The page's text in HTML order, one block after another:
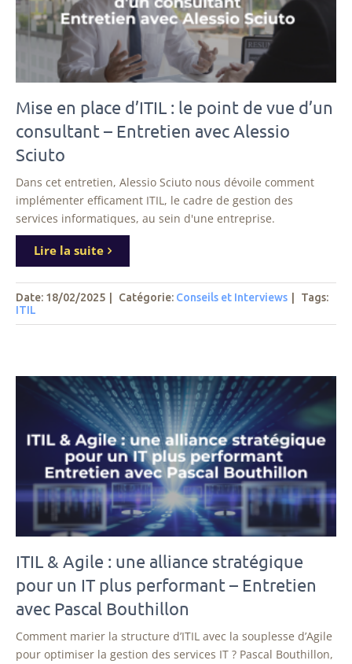
Mise en place d’ITIL : le point de vue d’un
consultant – Entretien avec Alessio
Sciuto
Dans cet entretien, Alessio Sciuto nous dévoile comment
implémenter efficament ITIL, le cadre de gestion des
services informatiques, au sein d'une entreprise.
Lire la suite
Date: 18/02/2025 Catégorie: Conseils et Interviews Tags:
ITIL
ITIL & Agile : une alliance stratégique
pour un IT plus performant – Entretien
avec Pascal Bouthillon
Comment marier la structure d’ITIL avec la souplesse d’Agile
pour optimiser la gestion des services IT ? Pascal Bouthillon,